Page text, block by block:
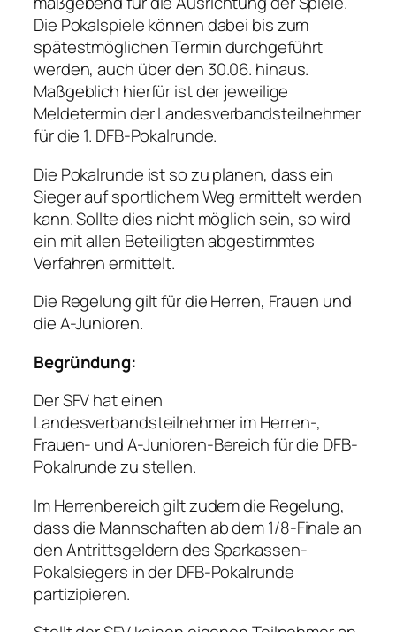
Die Pokalspiele können dabei bis zum
spätestmöglichen Termin durchgeführt
werden, auch über den 30.06. hinaus.
Maßgeblich hierfür ist der jeweilige
Meldetermin der Landesverbandsteilnehmer
für die 1. DFB-Pokalrunde.
Die Pokalrunde ist so zu planen, dass ein
Sieger auf sportlichem Weg ermittelt werden
kann. Sollte dies nicht möglich sein, so wird
ein mit allen Beteiligten abgestimmtes
Verfahren ermittelt.
Die Regelung gilt für die Herren, Frauen und
die A-Junioren.
Begründung:
Der SFV hat einen
Landesverbandsteilnehmer im Herren-,
Frauen- und A-Junioren-Bereich für die DFB-
Pokalrunde zu stellen.
Im Herrenbereich gilt zudem die Regelung,
dass die Mannschaften ab dem 1/8-Finale an
den Antrittsgeldern des Sparkassen-
Pokalsiegers in der DFB-Pokalrunde
partizipieren.